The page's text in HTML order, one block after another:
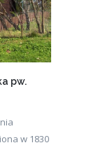
pw.
w 1830